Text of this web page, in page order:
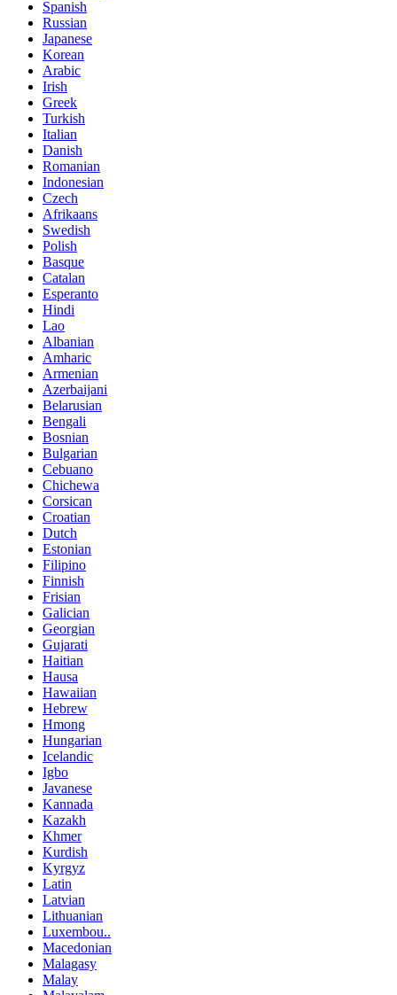
Spanish
Russian
Japanese
Korean
Arabic
Irish
Greek
Turkish
Italian
Danish
Romanian
Indonesian
Czech
Afrikaans
Swedish
Polish
Basque
Catalan
Esperanto
Hindi
Lao
Albanian
Amharic
Armenian
Azerbaijani
Belarusian
Bengali
Bosnian
Bulgarian
Cebuano
Chichewa
Corsican
Croatian
Dutch
Estonian
Filipino
Finnish
Frisian
Galician
Georgian
Gujarati
Haitian
Hausa
Hawaiian
Hebrew
Hmong
Hungarian
Icelandic
Igbo
Javanese
Kannada
Kazakh
Khmer
Kurdish
Kyrgyz
Latin
Latvian
Lithuanian
Luxembou..
Macedonian
Malagasy
Malay